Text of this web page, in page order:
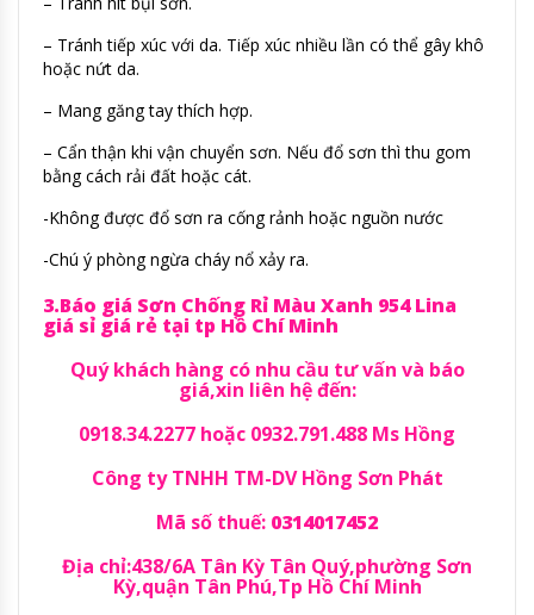
– Tránh tiếp xúc với da. Tiếp xúc nhiều lần có thể gây khô
hoặc nứt da.
– Mang găng tay thích hợp.
– Cẩn thận khi vận chuyển sơn. Nếu đổ sơn thì thu gom
bằng cách rải đất hoặc cát.
-Không được đổ sơn ra cống rảnh hoặc nguồn nước
-Chú ý phòng ngừa cháy nổ xảy ra.
3.Báo giá Sơn Chống Rỉ Màu Xanh 954 Lina
giá sỉ giá rẻ tại tp Hồ Chí Minh
Quý khách hàng có nhu cầu tư vấn và báo
giá,xin liên hệ đến:
0918.34.2277 hoặc 0932.791.488 Ms Hồng
Công ty TNHH TM-DV Hồng Sơn Phát
Mã số thuế: 0314017452
Địa chỉ:438/6A Tân Kỳ Tân Quý,phường Sơn
Kỳ,quận Tân Phú,Tp Hồ Chí Minh